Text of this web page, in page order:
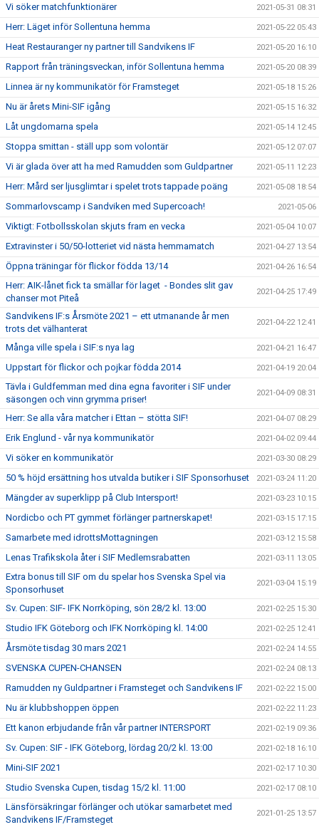
Vi söker matchfunktionärer 2021-05-31 08:31
Herr: Läget inför Sollentuna hemma 2021-05-22 05:43
Heat Restauranger ny partner till Sandvikens IF 2021-05-20 16:10
Rapport från träningsveckan, inför Sollentuna hemma 2021-05-20 08:39
Linnea är ny kommunikatör för Framsteget 2021-05-18 15:26
Nu är årets Mini-SIF igång 2021-05-15 16:32
Låt ungdomarna spela 2021-05-14 12:45
Stoppa smittan - ställ upp som volontär 2021-05-12 07:07
Vi är glada över att ha med Ramudden som Guldpartner 2021-05-11 12:23
Herr: Mård ser ljusglimtar i spelet trots tappade poäng 2021-05-08 18:54
Sommarlovscamp i Sandviken med Supercoach! 2021-05-06
Viktigt: Fotbollsskolan skjuts fram en vecka 2021-05-04 10:07
Extravinster i 50/50-lotteriet vid nästa hemmamatch 2021-04-27 13:54
Öppna träningar för flickor födda 13/14 2021-04-26 16:54
Herr: AIK-lånet fick ta smällar för laget - Bondes slit gav
chanser mot Piteå
2021-04-25 17:49
Sandvikens IF:s Årsmöte 2021 – ett utmanande år men
trots det välhanterat
2021-04-22 12:41
Många ville spela i SIF:s nya lag 2021-04-21 16:47
Uppstart för flickor och pojkar födda 2014 2021-04-19 20:04
Tävla i Guldfemman med dina egna favoriter i SIF under
säsongen och vinn grymma priser!
2021-04-09 08:31
Herr: Se alla våra matcher i Ettan – stötta SIF! 2021-04-07 08:29
Erik Englund - vår nya kommunikatör 2021-04-02 09:44
Vi söker en kommunikatör 2021-03-30 08:29
50 % höjd ersättning hos utvalda butiker i SIF Sponsorhuset 2021-03-24 11:20
Mängder av superklipp på Club Intersport! 2021-03-23 10:15
Nordicbo och PT gymmet förlänger partnerskapet! 2021-03-15 17:15
Samarbete med idrottsMottagningen 2021-03-12 15:58
Lenas Trafikskola åter i SIF Medlemsrabatten 2021-03-11 13:05
Extra bonus till SIF om du spelar hos Svenska Spel via
Sponsorhuset
2021-03-04 15:19
Sv. Cupen: SIF- IFK Norrköping, sön 28/2 kl. 13:00 2021-02-25 15:30
Studio IFK Göteborg och IFK Norrköping kl. 14:00 2021-02-25 12:41
Årsmöte tisdag 30 mars 2021 2021-02-24 14:55
SVENSKA CUPEN-CHANSEN 2021-02-24 08:13
Ramudden ny Guldpartner i Framsteget och Sandvikens IF 2021-02-22 15:00
Nu är klubbshoppen öppen 2021-02-22 11:23
Ett kanon erbjudande från vår partner INTERSPORT 2021-02-19 09:36
Sv. Cupen: SIF - IFK Göteborg, lördag 20/2 kl. 13:00 2021-02-18 16:10
Mini-SIF 2021 2021-02-17 10:30
Studio Svenska Cupen, tisdag 15/2 kl. 11:00 2021-02-17 08:10
Länsförsäkringar förlänger och utökar samarbetet med
Sandvikens IF/Framsteget
2021-01-25 13:57